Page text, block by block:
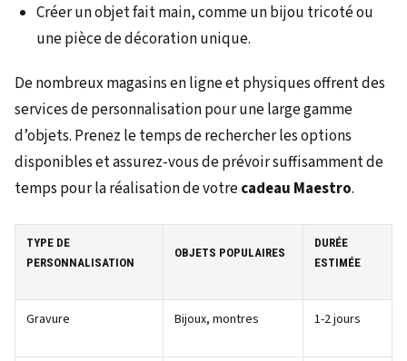
Créer un objet fait main, comme un bijou tricoté ou
une pièce de décoration unique.
De nombreux magasins en ligne et physiques offrent des
services de personnalisation pour une large gamme
d’objets. Prenez le temps de rechercher les options
disponibles et assurez-vous de prévoir suffisamment de
temps pour la réalisation de votrecadeau Maestro.
TYPE DE
PERSONNALISATION
OBJETS POPULAIRES
DURÉE
ESTIMÉE
Gravure Bijoux, montres 1-2 jours